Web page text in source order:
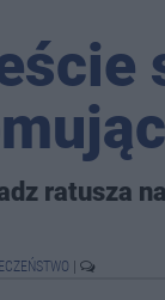
ratusza